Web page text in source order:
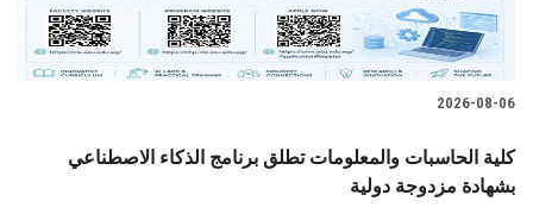
الدراسات العليا
2026-08-06
كلية الحاسبات والمعلومات تطلق برنامج الذكاء الاصطناعي
بشهادة مزدوجة دولية